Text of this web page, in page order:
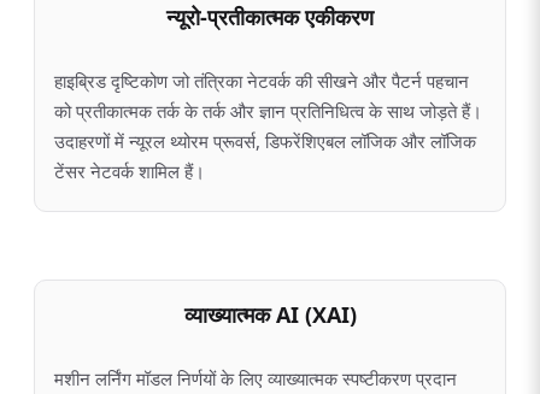
न्यूरो-प्रतीकात्मक एकीकरण
हाइब्रिड दृष्टिकोण जो तंत्रिका नेटवर्क की सीखने और पैटर्न पहचान
को प्रतीकात्मक तर्क के तर्क और ज्ञान प्रतिनिधित्व के साथ जोड़ते हैं।
उदाहरणों में न्यूरल थ्योरम प्रूवर्स, डिफरेंशिएबल लॉजिक और लॉजिक
टेंसर नेटवर्क शामिल हैं।
व्याख्यात्मक AI (XAI)
मशीन लर्निंग मॉडल निर्णयों के लिए व्याख्यात्मक स्पष्टीकरण प्रदान